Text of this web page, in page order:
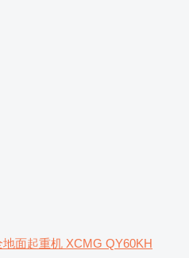
地面起重机 XCMG QY60KH